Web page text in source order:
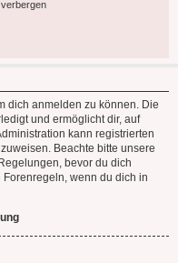
dich anmelden zu können. Die
und ermöglicht dir, auf
kann registrierten
Beachte bitte unsere
bevor du dich
wenn du dich in